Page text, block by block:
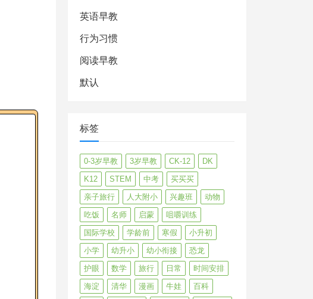
英语早教
行为习惯
阅读早教
默认
标签
0-3岁早教 3岁早教 CK-12
DK
K12
STEM 中考
买买买
亲子旅行
人大附小 兴趣班
动物
吃饭
名师 启蒙
咀嚼训练
国际学校
学龄前 寒假
小升初
小学
幼升小 幼小衔接
恐龙
护眼
数学 旅行 日常
时间安排
海淀
清华 漫画 牛娃
百科